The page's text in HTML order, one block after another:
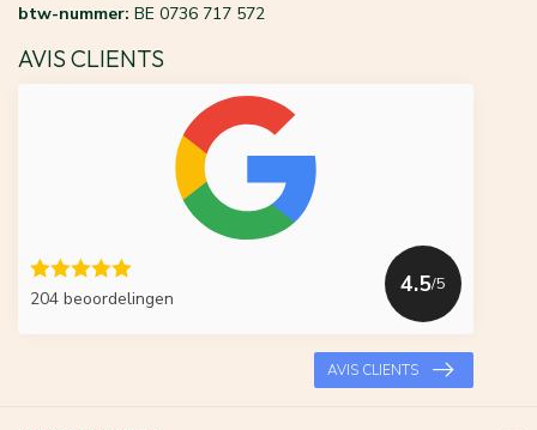
btw-nummer: BE 0736 717 572
AVIS CLIENTS
204 beoordelingen
4.5/5
AVIS CLIENTS